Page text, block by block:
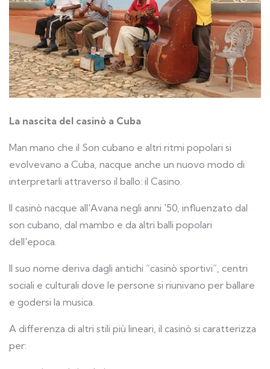
La nascita del casinò a Cuba
Man mano che il Son cubano e altri ritmi popolari si
evolvevano a Cuba, nacque anche un nuovo modo di
interpretarli attraverso il ballo: il Casino.
Il casinò nacque all'Avana negli anni '50, influenzato dal
son cubano, dal mambo e da altri balli popolari
dell'epoca.
Il suo nome deriva dagli antichi “casinò sportivi”, centri
sociali e culturali dove le persone si riunivano per ballare
e godersi la musica.
A differenza di altri stili più lineari, il casinò si caratterizza
per: